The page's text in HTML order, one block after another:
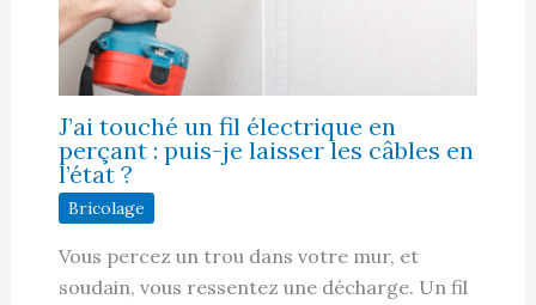
J’ai touché un fil électrique en
perçant : puis-je laisser les câbles en
l’état ?
Bricolage
Vous percez un trou dans votre mur, et
soudain, vous ressentez une décharge. Un fil